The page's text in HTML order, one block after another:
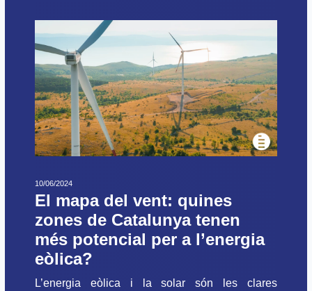
10/06/2024
El mapa del vent: quines
zones de Catalunya tenen
més potencial per a l’energia
eòlica?
L’energia eòlica i la solar són les clares